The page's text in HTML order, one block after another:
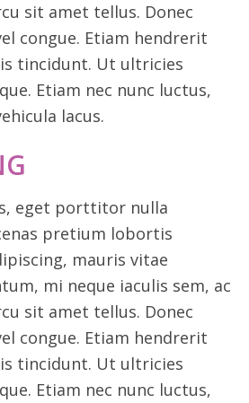
sit amet tellus. Donec
congue. Etiam hendrerit
tincidunt. Ut ultricies
Etiam nec nunc luctus,
lacus.
eget porttitor nulla
pretium lobortis
mauris vitae
mi neque iaculis sem, ac
sit amet tellus. Donec
congue. Etiam hendrerit
tincidunt. Ut ultricies
Etiam nec nunc luctus,